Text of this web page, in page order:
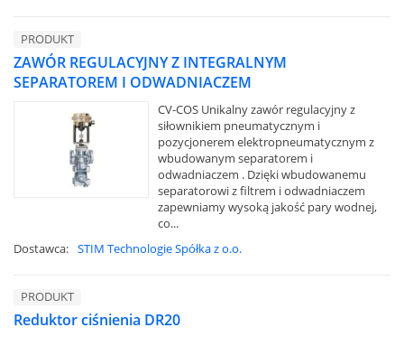
PRODUKT
ZAWÓR REGULACYJNY Z INTEGRALNYM
SEPARATOREM I ODWADNIACZEM
CV-COS Unikalny zawór regulacyjny z
siłownikiem pneumatycznym i
pozycjonerem elektropneumatycznym z
wbudowanym separatorem i
odwadniaczem . Dzięki wbudowanemu
separatorowi z filtrem i odwadniaczem
zapewniamy wysoką jakość pary wodnej,
co...
Dostawca: STIM Technologie Spółka z o.o.
PRODUKT
Reduktor ciśnienia DR20